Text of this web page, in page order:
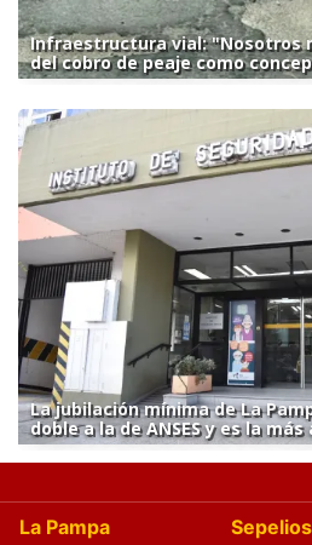
Infraestructura vial: "Nosotros
del cobro de peaje como
La jubilación mínima de La
doble a la de ANSES y es la
La Pampa Sepelios